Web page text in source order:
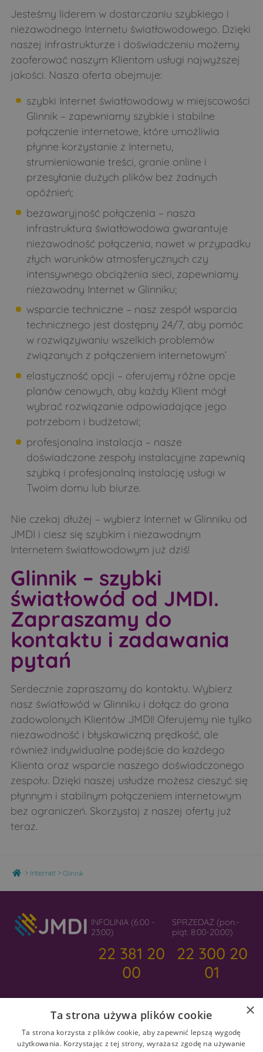
Pace
Patoki
Pełch
Perlejewo
Pieczyski
Pierzchały
Pietraszki
Podlasie
Pogorzelce
Poletyły
Popławy
Puchacze
Pulsze
Rogacze
Runice
Runice
Rybałty
Sady
Samułki Duże
Sasiny
Siemichocze
Siemiony
Sieniewice
Śledzianów
Smarklice
Smolugi
Smorczewo
Strabla
Stryki
Świdry
Świrydy
Szczepany
Szczyty-Dzięciołowo
Szczyty-Nowodwory
Szpaki
Teremiski
Topczewo
Trzeszczkowo
Twarogi Ruskie
Twarogi-Mazury
Wiktorzyn
Wilanowo
Wojeniec
Wólka Pietkowska
Wólka Zamkowa
Wypychy
Wysokie Mazowieckie
Wyszki
Zajęczniki
Zakrzewo
Załuskie Koronne
Załuskie Kościelne
Zanie
Zdrojki
Jesteśmy liderem w dostarczaniu szybkiego i
niezawodnego Internetu światłowodowego. Dzięki
naszej infrastrukturze i doświadczeniu możemy
zaoferować naszym Klientom usługi najwyższej
jakości. Nasza oferta obejmuje:
szybki Internet światłowodowy w miejscowości
Glinnik – zapewniamy szybkie i stabilne
połączenie internetowe, które umożliwia
płynne korzystanie z Internetu,
strumieniowanie treści, granie online i
przesyłanie dużych plików bez żadnych
opóźnień;
bezawaryjność połączenia – nasza
infrastruktura światłowodowa gwarantuje
niezawodność połączenia, nawet w przypadku
złych warunków atmosferycznych czy
intensywnego obciążenia sieci, zapewniamy
niezawodny Internet w Glinniku;
wsparcie techniczne – nasz zespół wsparcia
technicznego jest dostępny 24/7, aby pomóc
w rozwiązywaniu wszelkich problemów
związanych z połączeniem internetowym’
elastyczność opcji – oferujemy różne opcje
planów cenowych, aby każdy Klient mógł
wybrać rozwiązanie odpowiadające jego
potrzebom i budżetowi;
profesjonalna instalacja – nasze
doświadczone zespoły instalacyjne zapewnią
szybką i profesjonalną instalację usługi w
Twoim domu lub biurze.
Nie czekaj dłużej – wybierz Internet w Glinniku od
JMDI i ciesz się szybkim i niezawodnym
Internetem światłowodowym już dziś!
Glinnik – szybki
światłowód od JMDI.
Zapraszamy do
kontaktu i zadawania
pytań
Serdecznie zapraszamy do kontaktu. Wybierz
nasz światłowód w Glinniku i dołącz do grona
zadowolonych Klientów JMDI! Oferujemy nie tylko
niezawodność i błyskawiczną prędkość, ale
również indywidualne podejście do każdego
Klienta oraz wsparcie naszego doświadczonego
zespołu. Dzięki naszej usłudze możesz cieszyć się
płynnym i stabilnym połączeniem internetowym
bez ograniczeń. Skorzystaj z naszej oferty już
teraz.
Home
> Internet> Glinnik
INFOLINIA (6:00 -
23:00)
22 381 20
00
SPRZEDAŻ (pon.-
piąt. 8:00-20:00)
22 300 20
01
×
Ta strona używa plików cookie
Ta strona korzysta z plików cookie, aby zapewnić lepszą wygodę
użytkowania. Korzystając z tej strony, wyrażasz zgodę na używanie